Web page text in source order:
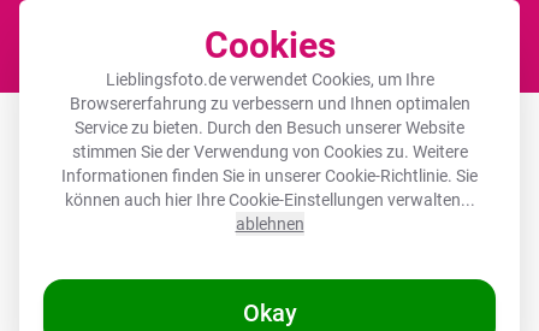
Cookies
Lieblingsfoto.de verwendet Cookies, um Ihre
Browsererfahrung zu verbessern und Ihnen optimalen
Service zu bieten. Durch den Besuch unserer Website
stimmen Sie der Verwendung von Cookies zu. Weitere
Informationen finden Sie in unsererCookie-Richtlinie. Sie
können auch hier Ihre Cookie-Einstellungen verwalten...
ablehnen
Okay
Runde Bilder Glas - Durchblick - Kuh -
Wiese - Landschaft - Tiere